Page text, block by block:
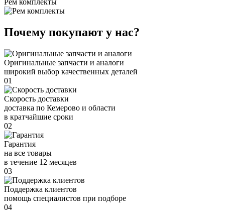
Почему покупают у нас?
Оригинальные запчасти и аналоги
широкий выбор качественных деталей
01
Скорость доставки
доставка по Кемерово и области
в кратчайшие сроки
02
Гарантия
на все товары
в течение 12 месяцев
03
Поддержка клиентов
помощь специалистов при подборе
04